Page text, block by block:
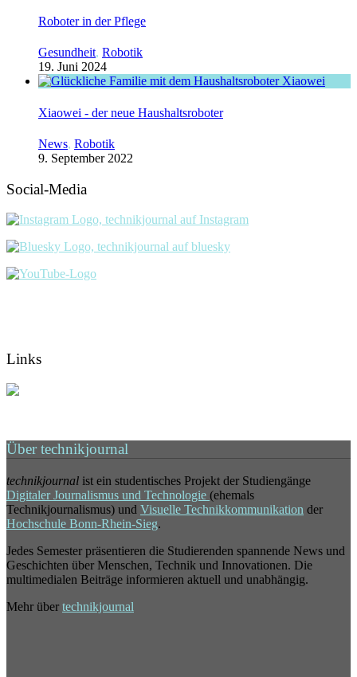
Roboter in der Pflege
Gesundheit, Robotik
19. Juni 2024
Xiaowei - der neue Haushaltsroboter
News, Robotik
9. September 2022
Social-Media
Links
Über technikjournal
technikjournal ist ein studentisches Projekt der Studiengänge
Digitaler Journalismus und Technologie (ehemals
Technikjournalismus) und Visuelle Technikkommunikation der
Hochschule Bonn-Rhein-Sieg.
Jedes Semester präsentieren die Studierenden spannende News und
Geschichten über Menschen, Technik und Innovationen. Die
multimedialen Beiträge informieren aktuell und unabhängig.
Mehr über technikjournal